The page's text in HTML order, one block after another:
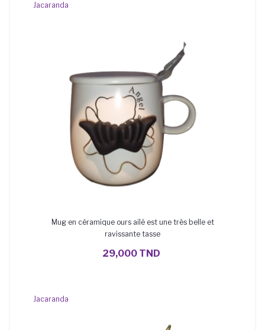
Jacaranda
Mug en céramique ours ailé est une très belle et
ravissante tasse
29,000 TND
Jacaranda